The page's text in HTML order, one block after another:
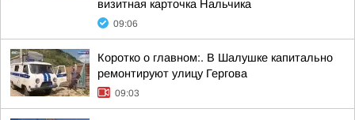
визитная карточка Нальчика
09:06
Коротко о главном:. В Шалушке капитально
ремонтируют улицу Гергова
09:03